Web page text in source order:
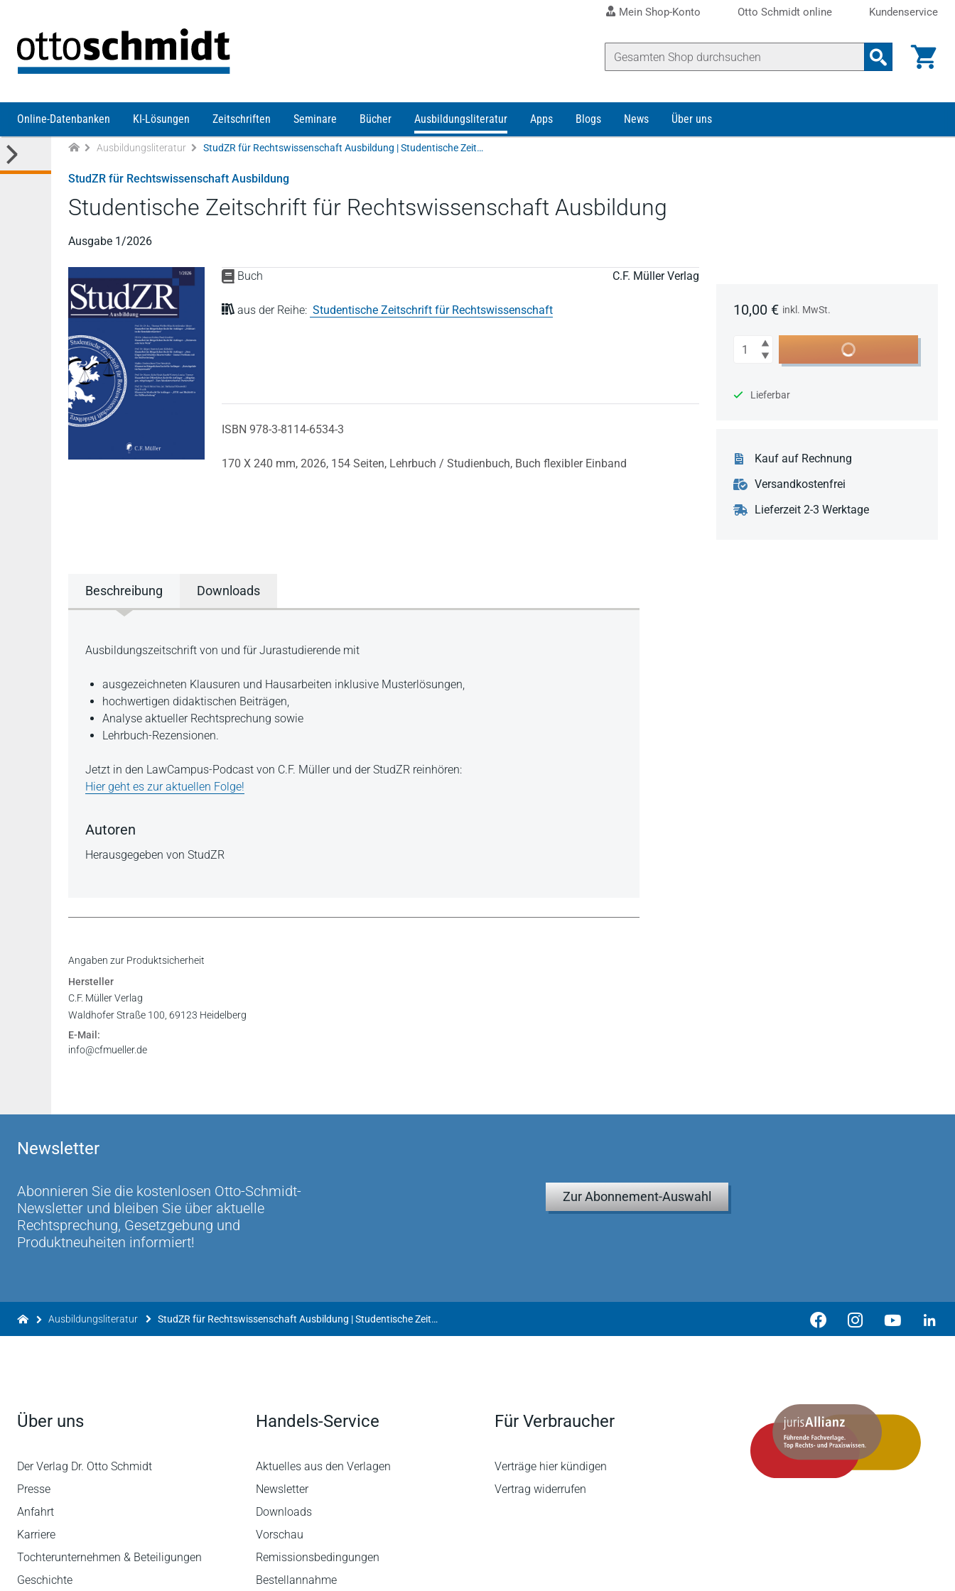
Mein Shop-Konto Otto Schmidt online Kundenservice
Online-Datenbanken KI-Lösungen Zeitschriften Seminare Bücher Ausbildungsliteratur Apps Blogs News Über uns
Ausbildungsliteratur StudZR für Rechtswissenschaft Ausbildung | Studentische Zeitschrift für Rechtswissenschaft Ausbildung
StudZR für Rechtswissenschaft Ausbildung
Studentische Zeitschrift für Rechtswissenschaft Ausbildung
Ausgabe 1/2026
Buch C.F. Müller Verlag
aus der Reihe: Studentische Zeitschrift für Rechtswissenschaft
ISBN 978-3-8114-6534-3
170 X 240 mm, 2026, 154 Seiten, Lehrbuch / Studienbuch, Buch flexibler Einband
10,00 € inkl. MwSt.
Anzahl In den Warenkorb
Lieferbar
Kauf auf Rechnung
Versandkostenfrei
Lieferzeit 2-3 Werktage
Beschreibung Downloads
Beschreibung
Ausbildungszeitschrift von und für Jurastudierende mit
ausgezeichneten Klausuren und Hausarbeiten inklusive Musterlösungen,
hochwertigen didaktischen Beiträgen,
Analyse aktueller Rechtsprechung sowie
Lehrbuch-Rezensionen.
Jetzt in den LawCampus-Podcast von C.F. Müller und der StudZR reinhören:
Hier geht es zur aktuellen Folge!
Autoren
Herausgegeben von StudZR
Inhaltsverzeichnis
Angaben zur Produktsicherheit
Hersteller
C.F. Müller Verlag
Waldhofer Straße 100, 69123 Heidelberg
E-Mail:
info@cfmueller.de
Newsletter
Abonnieren Sie die kostenlosen Otto-Schmidt-
Newsletter und bleiben Sie über aktuelle
Rechtsprechung, Gesetzgebung und
Produktneuheiten informiert!
Zur Abonnement-Auswahl
Ausbildungsliteratur StudZR für Rechtswissenschaft Ausbildung | Studentische Zeitschrift für Rechtswissenschaft Ausbildung
Über uns
Der Verlag Dr. Otto Schmidt
Presse
Anfahrt
Karriere
Tochterunternehmen & Beteiligungen
Geschichte
Handels-Service
Aktuelles aus den Verlagen
Newsletter
Downloads
Vorschau
Remissionsbedingungen
Bestellannahme
Für Verbraucher
Verträge hier kündigen
Vertrag widerrufen